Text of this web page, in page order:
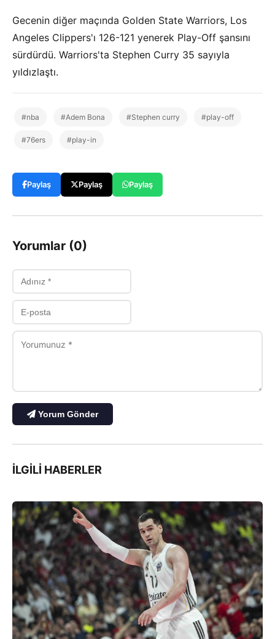
Gecenin diğer maçında Golden State Warriors, Los
Angeles Clippers'ı 126-121 yenerek Play-Off şansını
sürdürdü. Warriors'ta Stephen Curry 35 sayıyla
yıldızlaştı.
#nba #Adem Bona #Stephen curry #play-off
#76ers #play-in
Paylaş Paylaş Paylaş
Yorumlar (0)
Yorum Gönder
İLGILI HABERLER